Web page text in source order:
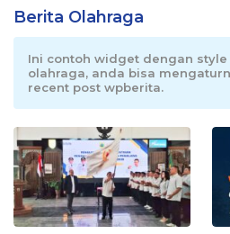
Berita Olahraga
Ini contoh widget dengan
olahraga, anda bisa
recent post wpberita.